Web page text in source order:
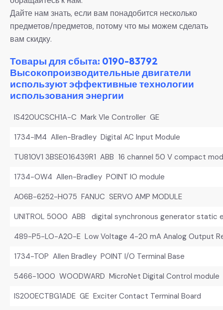
Дайте нам знать, если вам понадобится несколько
предметов/предметов, потому что мы можем сделать
вам скидку.
Товары для сбыта: 0190-83792
Высокопроизводительные двигатели
используют эффективные технологии
использования энергии
IS420UCSCH1A-C Mark VIe Controller GE
1734-IM4 Allen-Bradley Digital AC Input Module
TU810V1 3BSE016439R1 ABB 16 channel 50 V compact
1734-OW4 Allen-Bradley POINT IO module
A06B-6252-H075 FANUC SERVO AMP MODULE
UNITROL 5000 ABB digital synchronous generator static
489-P5-LO-A20-E Low Voltage 4-20 mA Analog Output
1734-TOP Allen Bradley POINT I/O Terminal Base
5466-1000 WOODWARD MicroNet Digital Control module
IS200ECTBG1ADE GE Exciter Contact Terminal Board